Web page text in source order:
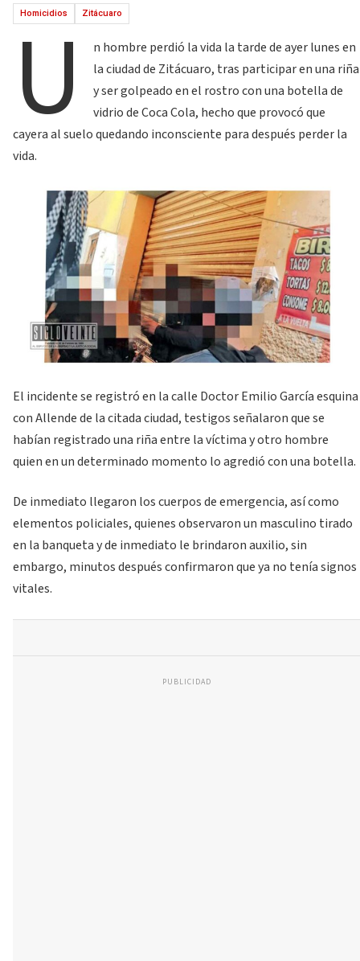
Homicidios Zitácuaro
U
n hombre perdió la vida la tarde de ayer lunes en
la ciudad de Zitácuaro, tras participar en una riña
y ser golpeado en el rostro con una botella de
vidrio de Coca Cola, hecho que provocó que
cayera al suelo quedando inconsciente para después perder la
vida.
El incidente se registró en la calle Doctor Emilio García esquina
con Allende de la citada ciudad, testigos señalaron que se
habían registrado una riña entre la víctima y otro hombre
quien en un determinado momento lo agredió con una botella.
De inmediato llegaron los cuerpos de emergencia, así como
elementos policiales, quienes observaron un masculino tirado
en la banqueta y de inmediato le brindaron auxilio, sin
embargo, minutos después confirmaron que ya no tenía signos
vitales.
PUBLICIDAD